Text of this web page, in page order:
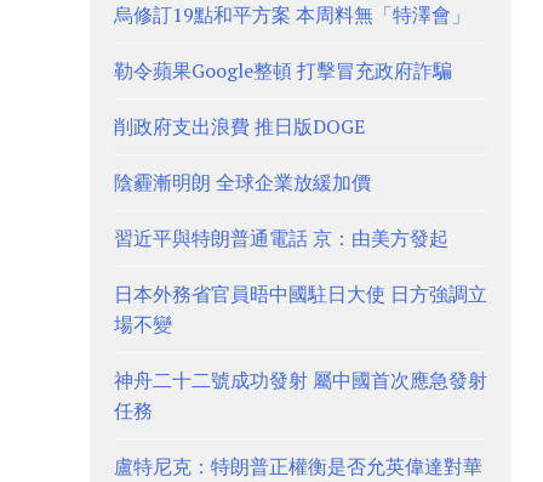
烏修訂19點和平方案 本周料無「特澤會」
勒令蘋果Google整頓 打擊冒充政府詐騙
削政府支出浪費 推日版DOGE
陰霾漸明朗 全球企業放緩加價
習近平與特朗普通電話 京：由美方發起
日本外務省官員晤中國駐日大使 日方強調立
場不變
神舟二十二號成功發射 屬中國首次應急發射
任務
盧特尼克：特朗普正權衡是否允英偉達對華